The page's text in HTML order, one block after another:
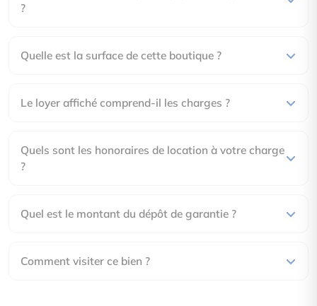
Non soumis au DPE
?
Quelle est la surface de cette boutique ?
Le loyer affiché comprend-il les charges ?
Quels sont les honoraires de location à votre charge
?
Quel est le montant du dépôt de garantie ?
Comment visiter ce bien ?